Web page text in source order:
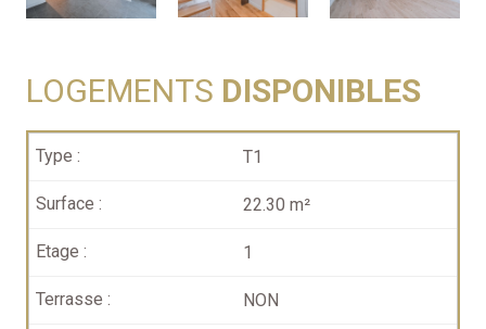
LOGEMENTS DISPONIBLES
T1
22.30 m²
1
NON